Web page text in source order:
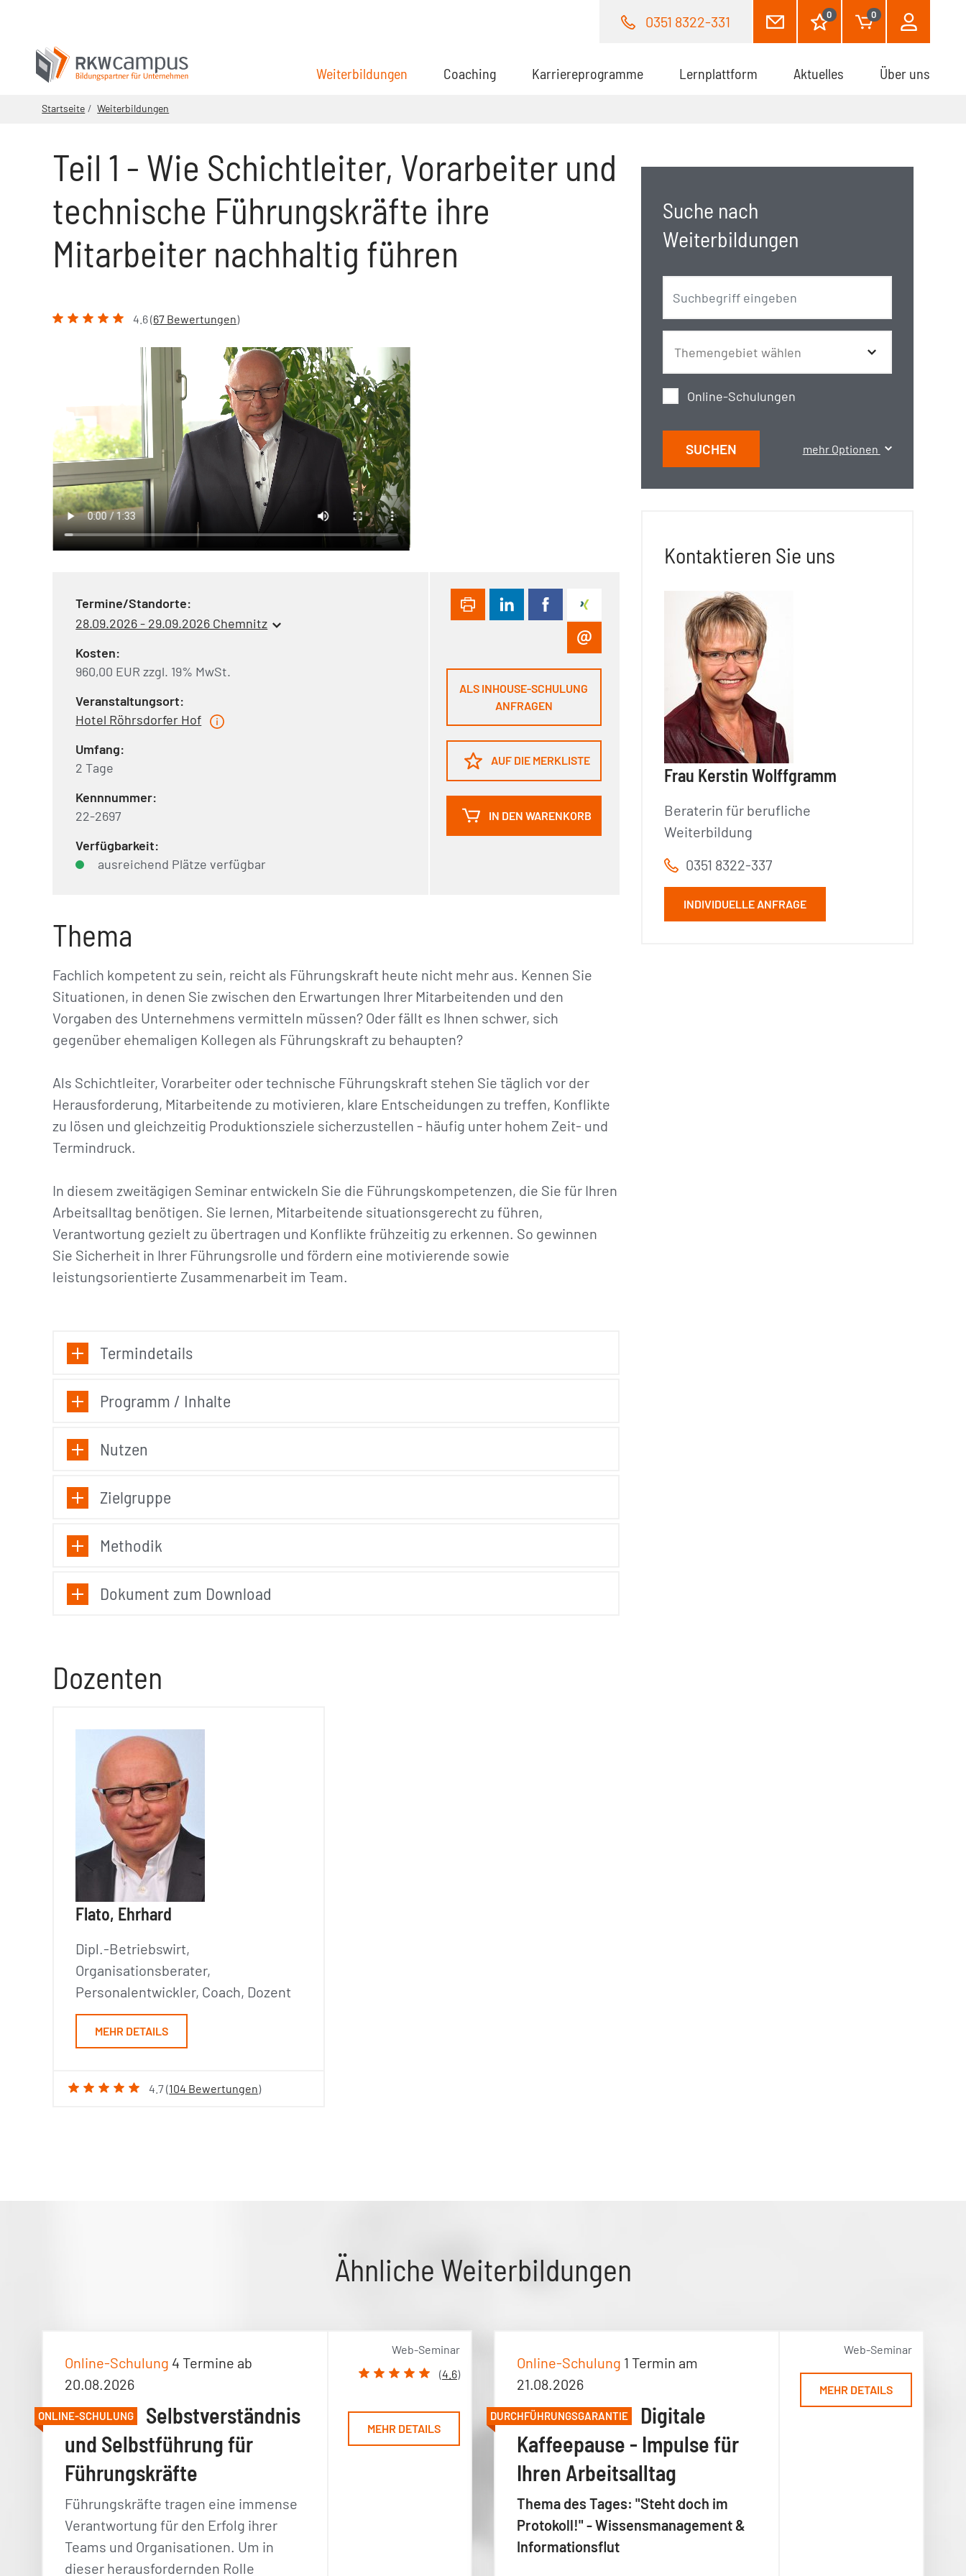
0351 8322-331 0 0
Weiterbildungen (aktuell)Coaching Karriereprogramme Lernplattform Aktuelles Über uns
Startseite Weiterbildungen
Teil 1 - Wie Schichtleiter, Vorarbeiter und
technische Führungskräfte ihre
Mitarbeiter nachhaltig führen
4.6 (67 Bewertungen)
Termine/Standorte:
28.09.2026 - 29.09.2026 Chemnitz
Kosten:
960,00 EUR zzgl. 19% MwSt.
Veranstaltungsort:
Hotel Röhrsdorfer Hof
Umfang:
2 Tage
Kennnummer:
22-2697
Verfügbarkeit:
ausreichend Plätze verfügbar
ALS INHOUSE-SCHULUNG
ANFRAGEN
AUF DIE MERKLISTE
IN DEN WARENKORB
Thema
Fachlich kompetent zu sein, reicht als Führungskraft heute nicht mehr aus. Kennen Sie
Situationen, in denen Sie zwischen den Erwartungen Ihrer Mitarbeitenden und den
Vorgaben des Unternehmens vermitteln müssen? Oder fällt es Ihnen schwer, sich
gegenüber ehemaligen Kollegen als Führungskraft zu behaupten?
Als Schichtleiter, Vorarbeiter oder technische Führungskraft stehen Sie täglich vor der
Herausforderung, Mitarbeitende zu motivieren, klare Entscheidungen zu treffen, Konflikte
zu lösen und gleichzeitig Produktionsziele sicherzustellen - häufig unter hohem Zeit- und
Termindruck.
In diesem zweitägigen Seminar entwickeln Sie die Führungskompetenzen, die Sie für Ihren
Arbeitsalltag benötigen. Sie lernen, Mitarbeitende situationsgerecht zu führen,
Verantwortung gezielt zu übertragen und Konflikte frühzeitig zu erkennen. So gewinnen
Sie Sicherheit in Ihrer Führungsrolle und fördern eine motivierende sowie
leistungsorientierte Zusammenarbeit im Team.
Termindetails
Programm / Inhalte
Nutzen
Zielgruppe
Methodik
Dokument zum Download
Dozenten
Flato, Ehrhard
Dipl.-Betriebswirt,
Organisationsberater,
Personalentwickler, Coach, Dozent
MEHR DETAILS
4.7 (104 Bewertungen)
Suche nach
Weiterbildungen
Online-Schulungen
SUCHEN mehr Optionen
Kontaktieren Sie uns
Frau Kerstin Wolffgramm
Beraterin für berufliche
Weiterbildung
0351 8322-337
INDIVIDUELLE ANFRAGE
Ähnliche Weiterbildungen
Online-Schulung 4 Termine ab
20.08.2026
ONLINE-SCHULUNG
Selbstverständnis
und Selbstführung für
Führungskräfte
Führungskräfte tragen eine immense
Verantwortung für den Erfolg ihrer
Teams und Organisationen. Um in
dieser herausfordernden Rolle
Web-Seminar
(4.6)
MEHR DETAILS
Online-Schulung 1 Termin am
21.08.2026
DURCHFÜHRUNGSGARANTIE
Digitale
Kaffeepause - Impulse für
Ihren Arbeitsalltag
Thema des Tages: "Steht doch im
Protokoll!" - Wissensmanagement &
Informationsflut
Web-Seminar
MEHR DETAILS